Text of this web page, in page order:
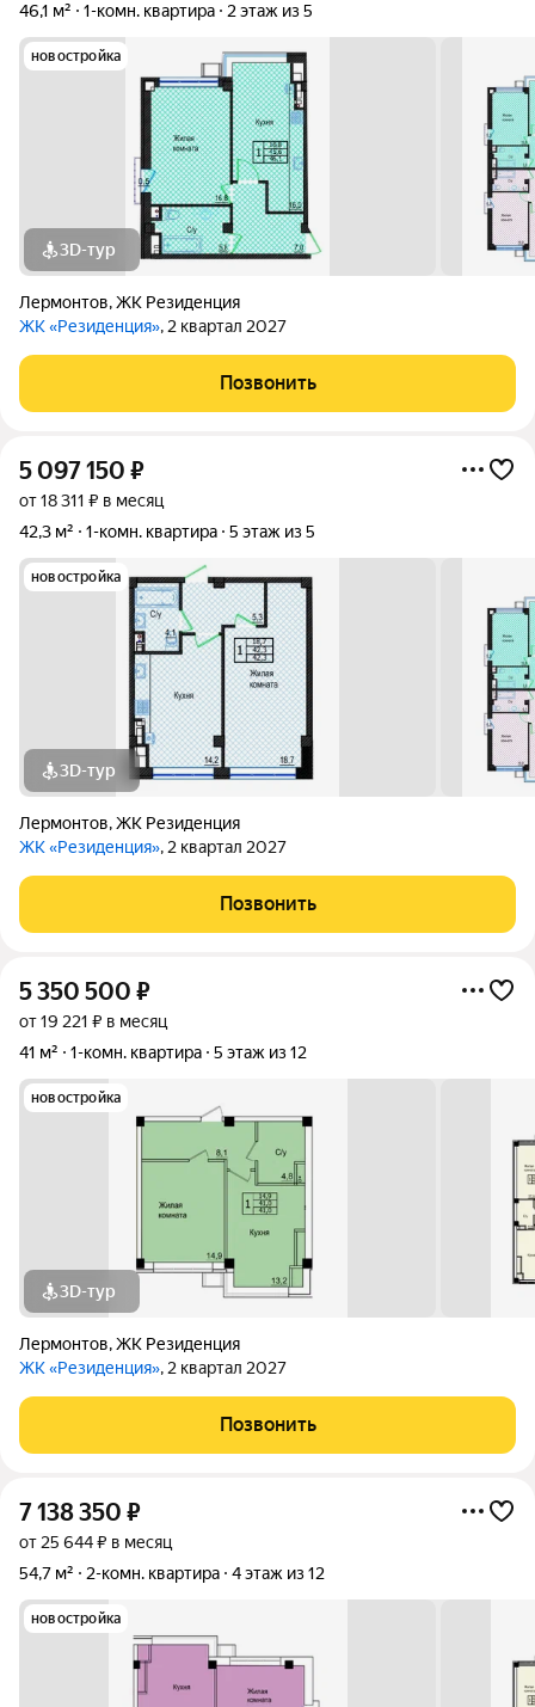
46,1 м²
1-комн. квартира 2 этаж из 5
новостройка
3D-тур
Лермонтов,ЖК Резиденция
ЖК «Резиденция», 2 квартал 2027
Позвонить
5 097 150 ₽
от 18 311 ₽ в месяц
42,3 м²
1-комн. квартира 5 этаж из 5
новостройка
3D-тур
Лермонтов,ЖК Резиденция
ЖК «Резиденция», 2 квартал 2027
Позвонить
5 350 500 ₽
от 19 221 ₽ в месяц
41 м²
1-комн. квартира 5 этаж из 12
новостройка
3D-тур
Лермонтов,ЖК Резиденция
ЖК «Резиденция», 2 квартал 2027
Позвонить
7 138 350 ₽
от 25 644 ₽ в месяц
54,7 м²
2-комн. квартира 4 этаж из 12
новостройка